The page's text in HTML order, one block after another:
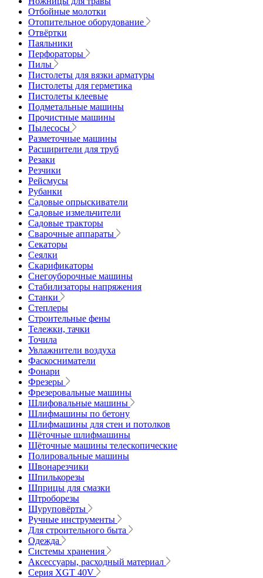
Отбойные молотки
Отопительное оборудование
Отвёртки
Паяльники
Перфораторы
Пилы
Пистолеты для вязки арматуры
Пистолеты для герметика
Пистолеты клеевые
Подметальные машины
Прочистные машины
Пылесосы
Разметочные машины
Расширители для труб
Резаки
Резчики
Рейсмусы
Рубанки
Садовые опрыскиватели
Садовые измельчители
Садовые тракторы
Сварочные аппараты
Секаторы
Сеялки
Скарификаторы
Снегоуборочные машины
Стабилизаторы напряжения
Станки
Степлеры
Строительные фены
Тележки, тачки
Точила
Увлажнители воздуха
Фаскосниматели
Фонари
Фрезеры
Фрезеровальные машины
Шлифовальные машины
Шлифмашины по бетону
Шлифмашины для стен и потолков
Щёточные шлифмашины
Щёточные машины телескопические
Полировальные машины
Швонарезчики
Шпилькорезы
Шприцы для смазки
Штроборезы
Шуруповёрты
Ручные инструменты
Для строительного быта
Одежда
Системы хранения
Аксессуары, расходный материал
Серия XGT 40V